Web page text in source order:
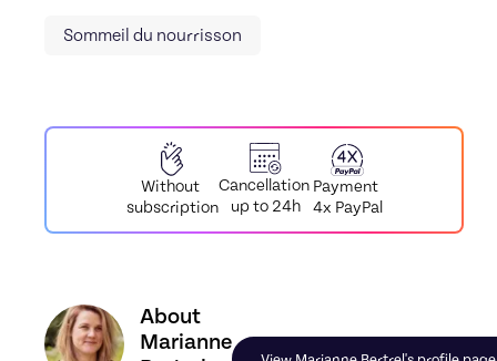
Sommeil du nourrisson
Without
subscription
Cancellation
up to 24h
Payment
4x PayPal
Discover the profile of Marianne Bertrel, Skiller
About
Marianne